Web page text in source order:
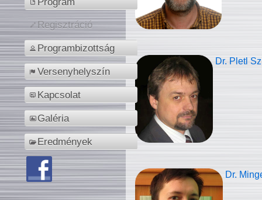
Regisztráció
Programbizottság
Versenyhelyszín
Kapcsolat
Galéria
Eredmények
Dr. Pletl
Dr.